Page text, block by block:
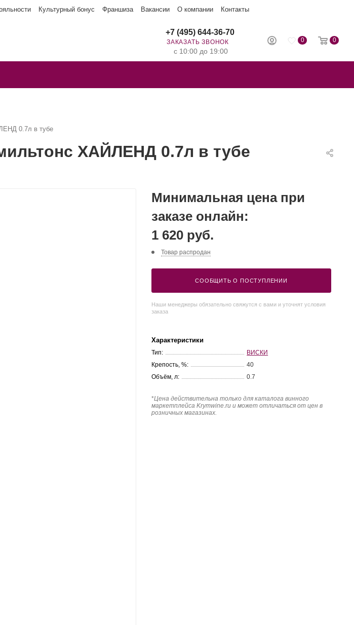
Культурный бонус Франшиза Вакансии О компании Контакты
0 0
+7 (495) 644-36-70
ЗАКАЗАТЬ ЗВОНОК
с 10:00 до 19:00
0.7л в тубе
ХАЙЛЕНД 0.7л в тубе
Минимальная цена при
заказе онлайн:
1 620 руб.
Товар распродан
СООБЩИТЬ О ПОСТУПЛЕНИИ
Наши менеджеры обязательно свяжутся с вами и уточнят условия
заказа
Характеристики
Тип:
ВИСКИ
Крепость, %:
40
Объём, л:
0.7
*Цена действительна только для каталога винного
маркетплейса Krymwine.ru и может отличаться от цен в
розничных магазинах.